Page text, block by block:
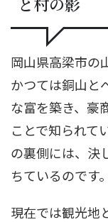
岡山県高梁市の
かつては銅山と
な富を築き、豪
ことで知られて
の裏側には、決
ちているのです。
現在では観光地